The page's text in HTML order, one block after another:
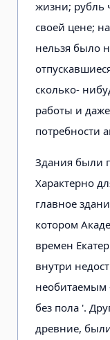
жизни; рубль
своей цене;
нельзя было
сколько-
работы и
потребности
Здания были
Характерно
главное
котором
времен
внутри
необитаемым
без пола '.
древние,